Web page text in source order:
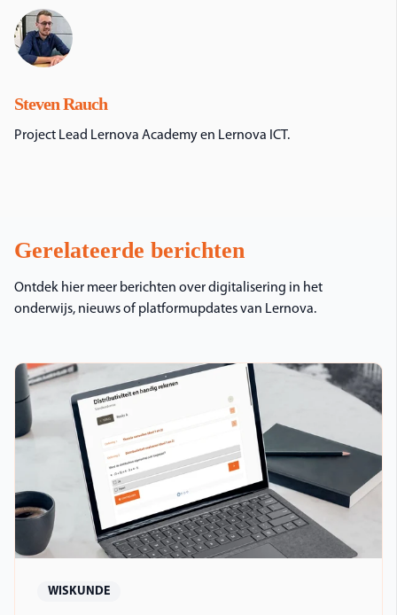
Steven Rauch
Project Lead Lernova Academy en Lernova ICT.
Gerelateerde berichten
Ontdek hier meer berichten over digitalisering in het
onderwijs, nieuws of platformupdates van Lernova.
WISKUNDE